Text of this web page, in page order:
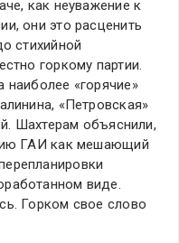
как неуважение к
они это расценить
стихийной
горкому партии.
«горячие»
«Петровская»
Шахтерам объяснили,
ГАИ как мешающий
виде.
Горком свое слово